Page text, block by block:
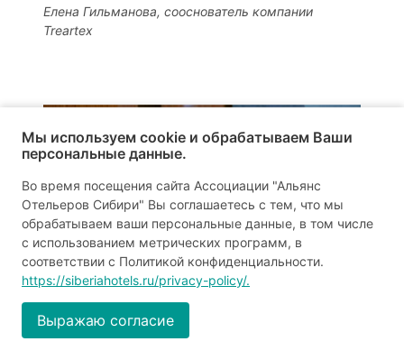
Елена Гильманова, сооснователь компании
Treartex
Новосибирск
Мы используем cookie и обрабатываем Ваши
персональные данные.
Во время посещения сайта Ассоциации "Альянс
Отельеров Сибири" Вы соглашаетесь с тем, что мы
обрабатываем ваши персональные данные, в том числе
с использованием метрических программ, в
соответствии с Политикой конфиденциальности.
https://siberiahotels.ru/privacy-policy/.
Выражаю согласие